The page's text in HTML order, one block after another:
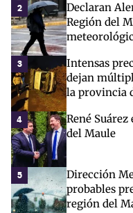
2
Declaran
Región del
3
Intensas
dejan
la provincia
4
René
del Maule
5
Dirección
probables
región del